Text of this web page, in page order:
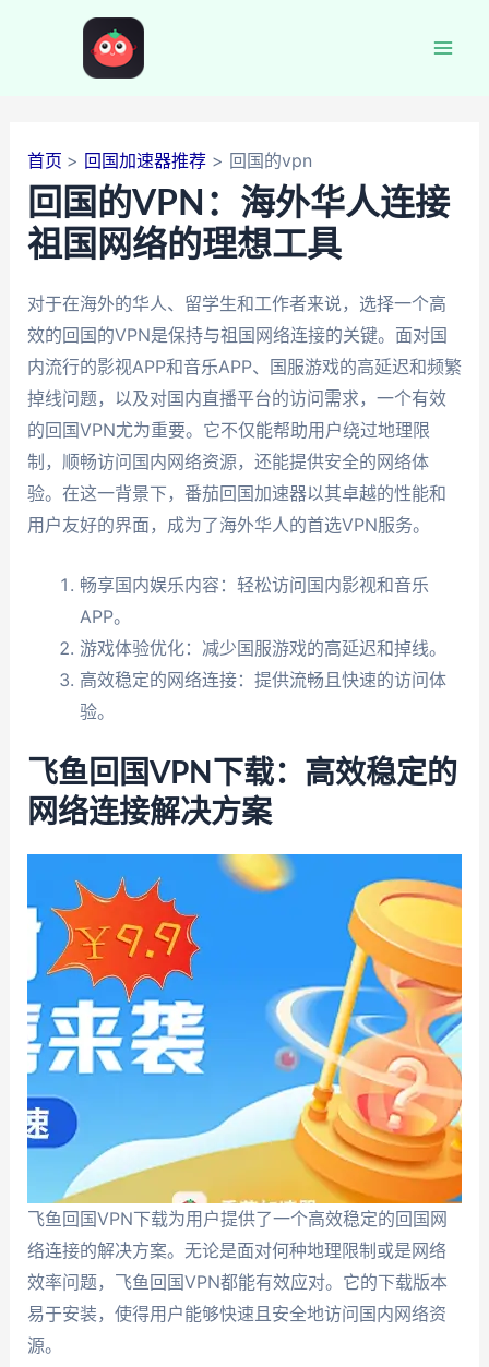
首页 回国加速器推荐 回国的vpn
回国的VPN：海外华人连接
祖国网络的理想工具
对于在海外的华人、留学生和工作者来说，选择一个高
效的回国的VPN是保持与祖国网络连接的关键。面对国
内流行的影视APP和音乐APP、国服游戏的高延迟和频繁
掉线问题，以及对国内直播平台的访问需求，一个有效
的回国VPN尤为重要。它不仅能帮助用户绕过地理限
制，顺畅访问国内网络资源，还能提供安全的网络体
验。在这一背景下，番茄回国加速器以其卓越的性能和
用户友好的界面，成为了海外华人的首选VPN服务。
畅享国内娱乐内容：轻松访问国内影视和音乐
APP。
游戏体验优化：减少国服游戏的高延迟和掉线。
高效稳定的网络连接：提供流畅且快速的访问体
验。
飞鱼回国VPN下载：高效稳定的
网络连接解决方案
飞鱼回国VPN下载为用户提供了一个高效稳定的回国网
络连接的解决方案。无论是面对何种地理限制或是网络
效率问题，飞鱼回国VPN都能有效应对。它的下载版本
易于安装，使得用户能够快速且安全地访问国内网络资
源。